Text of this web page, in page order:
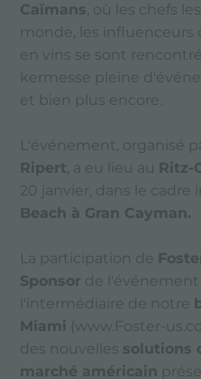
Caïmans, où les chefs
monde, les influenceurs
en vins se sont
kermesse pleine
et bien plus encore.
L'événement, organisé
Ripert, a eu lieu au Ritz-
20 janvier, dans le cadre
Beach à Gran Cayman.
La participation de
Sponsor de l'événement
l'intermédiaire de notre
Miami (www.Foster-
des nouvelles solutions
marché américain